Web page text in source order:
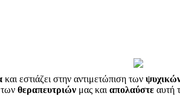
και εστιάζει στην αντιμετώπιση των
των θεραπευτριών μας καιαπολαύστε αυτή